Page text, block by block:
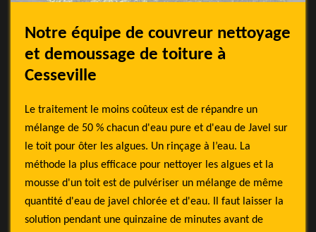
Notre équipe de couvreur nettoyage
et demoussage de toiture à
Cesseville
Le traitement le moins coûteux est de répandre un
mélange de 50 % chacun d'eau pure et d'eau de Javel sur
le toit pour ôter les algues. Un rinçage à l’eau. La
méthode la plus efficace pour nettoyer les algues et la
mousse d'un toit est de pulvériser un mélange de même
quantité d'eau de javel chlorée et d'eau. Il faut laisser la
solution pendant une quinzaine de minutes avant de